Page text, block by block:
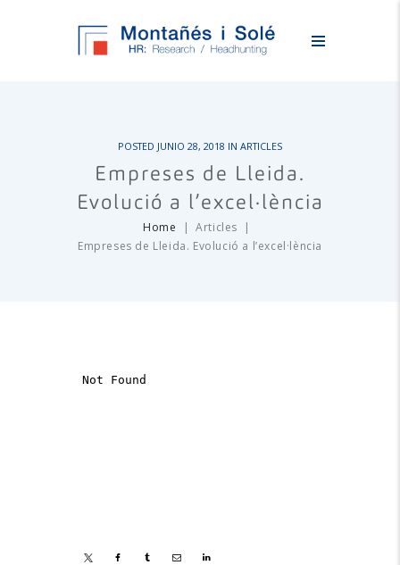
POSTED JUNIO 28, 2018 IN ARTICLES
Empreses de Lleida.
Evolució a l’excel·lència
Home
Articles
Empreses de Lleida. Evolució a l’excel·lència